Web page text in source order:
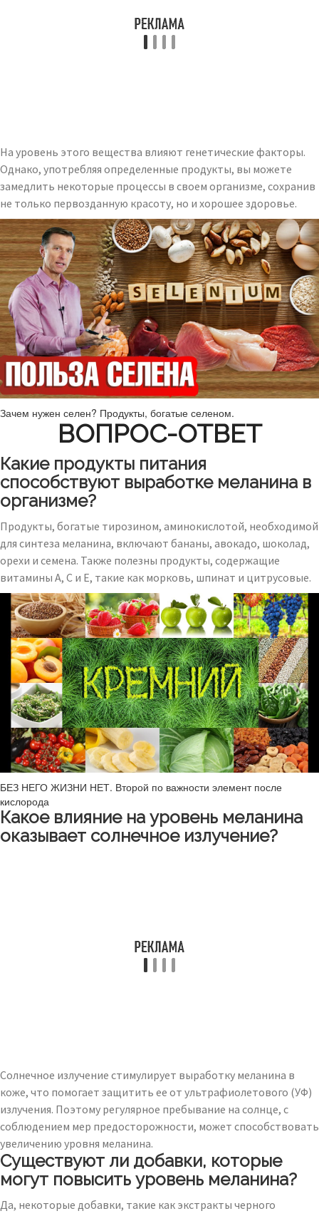
На уровень этого вещества влияют генетические факторы.
Однако, употребляя определенные продукты, вы можете
замедлить некоторые процессы в своем организме, сохранив
не только первозданную красоту, но и хорошее здоровье.
Зачем нужен селен? Продукты, богатые селеном.
ВОПРОС-ОТВЕТ
Какие продукты питания
способствуют выработке меланина в
организме?
Продукты, богатые тирозином, аминокислотой, необходимой
для синтеза меланина, включают бананы, авокадо, шоколад,
орехи и семена. Также полезны продукты, содержащие
витамины A, C и E, такие как морковь, шпинат и цитрусовые.
БЕЗ НЕГО ЖИЗНИ НЕТ. Второй по важности элемент после
кислорода
Какое влияние на уровень меланина
оказывает солнечное излучение?
Солнечное излучение стимулирует выработку меланина в
коже, что помогает защитить ее от ультрафиолетового (УФ)
излучения. Поэтому регулярное пребывание на солнце, с
соблюдением мер предосторожности, может способствовать
увеличению уровня меланина.
Существуют ли добавки, которые
могут повысить уровень меланина?
Да, некоторые добавки, такие как экстракты черного